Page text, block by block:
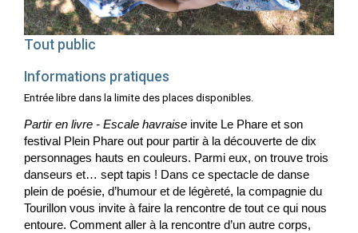
Tout public
Informations pratiques
Entrée libre dans la limite des places disponibles.
Partir en livre - Escale havraise invite Le Phare et son
festival Plein Phare out pour partir à la découverte de dix
personnages hauts en couleurs. Parmi eux, on trouve trois
danseurs et… sept tapis ! Dans ce spectacle de danse
plein de poésie, d’humour et de légèreté, la compagnie du
Tourillon vous invite à faire la rencontre de tout ce qui nous
entoure. Comment aller à la rencontre d’un autre corps,